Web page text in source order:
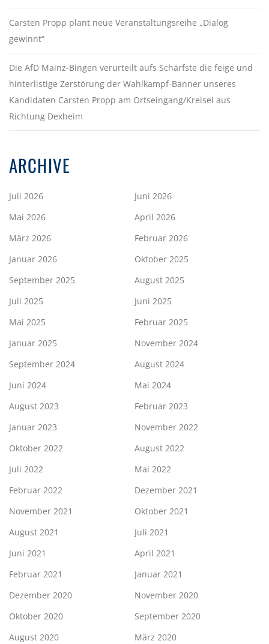
Carsten Propp plant neue Veranstaltungsreihe „Dialog
gewinnt“
Die AfD Mainz-Bingen verurteilt aufs Schärfste die feige und
hinterlistige Zerstörung der Wahlkampf-Banner unseres
Kandidaten Carsten Propp am Ortseingang/Kreisel aus
Richtung Dexheim
ARCHIVE
Juli 2026
Juni 2026
Mai 2026
April 2026
März 2026
Februar 2026
Januar 2026
Oktober 2025
September 2025
August 2025
Juli 2025
Juni 2025
Mai 2025
Februar 2025
Januar 2025
November 2024
September 2024
August 2024
Juni 2024
Mai 2024
August 2023
Februar 2023
Januar 2023
November 2022
Oktober 2022
August 2022
Juli 2022
Mai 2022
Februar 2022
Dezember 2021
November 2021
Oktober 2021
August 2021
Juli 2021
Juni 2021
April 2021
Februar 2021
Januar 2021
Dezember 2020
November 2020
Oktober 2020
September 2020
August 2020
März 2020